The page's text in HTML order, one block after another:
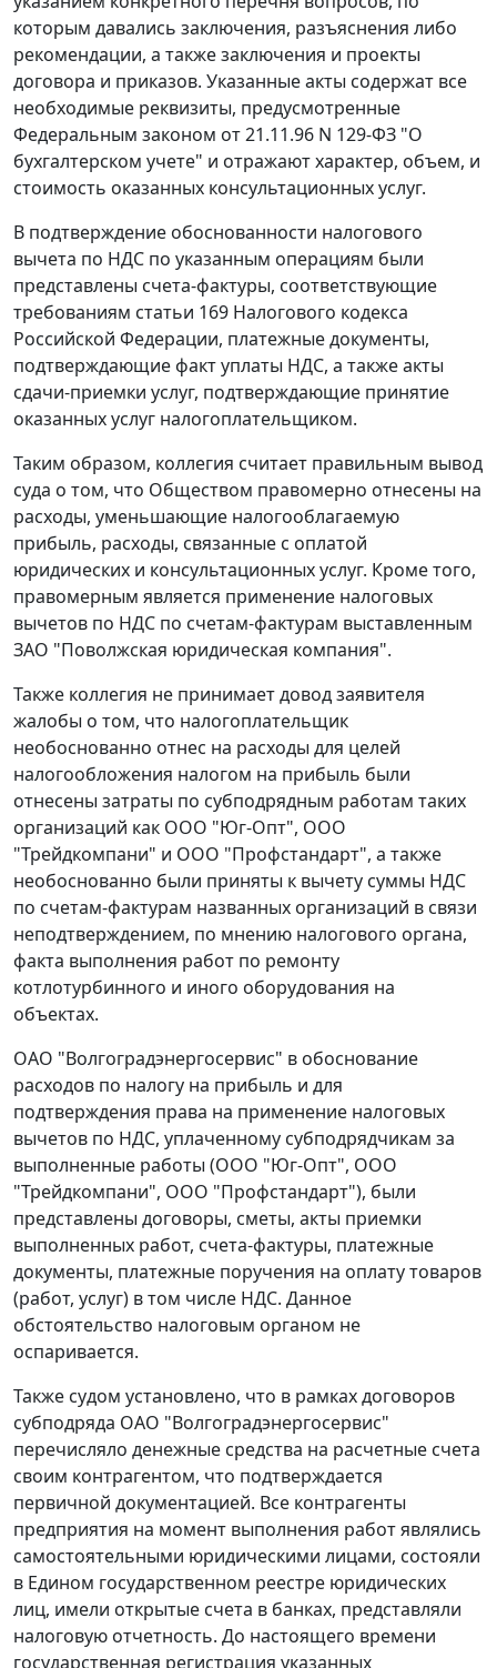
которым давались заключения, разъяснения либо
рекомендации, а также заключения и проекты
договора и приказов. Указанные акты содержат все
необходимые реквизиты, предусмотренные
Федеральным законом от 21.11.96 N 129-ФЗ "О
бухгалтерском учете" и отражают характер, объем, и
стоимость оказанных консультационных услуг.
В подтверждение обоснованности налогового
вычета по НДС по указанным операциям были
представлены счета-фактуры, соответствующие
требованиям статьи 169 Налогового кодекса
Российской Федерации, платежные документы,
подтверждающие факт уплаты НДС, а также акты
сдачи-приемки услуг, подтверждающие принятие
оказанных услуг налогоплательщиком.
Таким образом, коллегия считает правильным вывод
суда о том, что Обществом правомерно отнесены на
расходы, уменьшающие налогооблагаемую
прибыль, расходы, связанные с оплатой
юридических и консультационных услуг. Кроме того,
правомерным является применение налоговых
вычетов по НДС по счетам-фактурам выставленным
ЗАО "Поволжская юридическая компания".
Также коллегия не принимает довод заявителя
жалобы о том, что налогоплательщик
необоснованно отнес на расходы для целей
налогообложения налогом на прибыль были
отнесены затраты по субподрядным работам таких
организаций как ООО "Юг-Опт", ООО
"Трейдкомпани" и ООО "Профстандарт", а также
необоснованно были приняты к вычету суммы НДС
по счетам-фактурам названных организаций в связи
неподтверждением, по мнению налогового органа,
факта выполнения работ по ремонту
котлотурбинного и иного оборудования на
объектах.
ОАО "Волгоградэнергосервис" в обоснование
расходов по налогу на прибыль и для
подтверждения права на применение налоговых
вычетов по НДС, уплаченному субподрядчикам за
выполненные работы (ООО "Юг-Опт", ООО
"Трейдкомпани", ООО "Профстандарт"), были
представлены договоры, сметы, акты приемки
выполненных работ, счета-фактуры, платежные
документы, платежные поручения на оплату товаров
(работ, услуг) в том числе НДС. Данное
обстоятельство налоговым органом не
оспаривается.
Также судом установлено, что в рамках договоров
субподряда ОАО "Волгоградэнергосервис"
перечисляло денежные средства на расчетные счета
своим контрагентом, что подтверждается
первичной документацией. Все контрагенты
предприятия на момент выполнения работ являлись
самостоятельными юридическими лицами, состояли
в Едином государственном реестре юридических
лиц, имели открытые счета в банках, представляли
налоговую отчетность. До настоящего времени
государственная регистрация указанных